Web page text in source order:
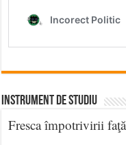
INSTRUMENT DE STUDIU
Fresca împotrivirii